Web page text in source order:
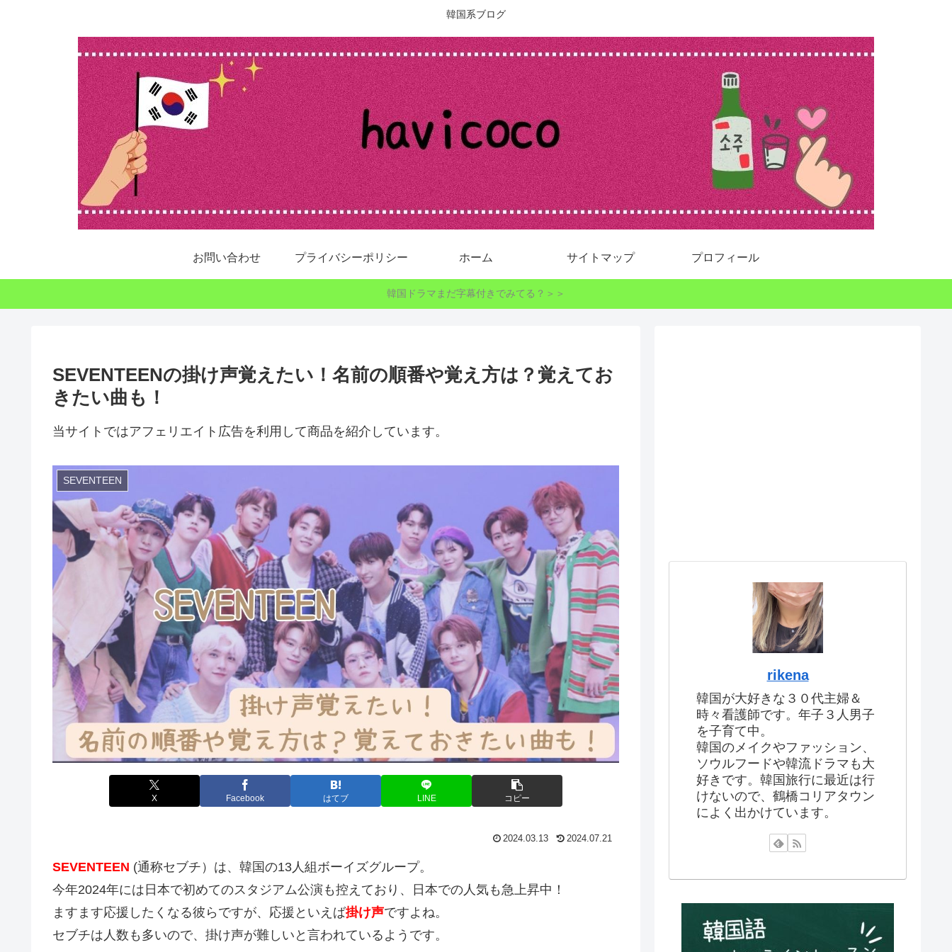
韓国系ブログ
お問い合わせ プライバシーポリシー ホーム サイトマップ プロフィール
韓国ドラマまだ字幕付きでみてる？＞＞
SEVENTEENの掛け声覚えたい！名前の順番や覚え方は？覚えてお
きたい曲も！
当サイトではアフェリエイト広告を利用して商品を紹介しています。
SEVENTEEN
X Facebook はてブ LINE コピー
2024.03.13 2024.07.21
SEVENTEEN (通称セブチ）は、韓国の13人組ボーイズグループ。
今年2024年には日本で初めてのスタジアム公演も控えており、日本での人気も急上昇中！
ますます応援したくなる彼らですが、応援といえば掛け声ですよね。
セブチは人数も多いので、掛け声が難しいと言われているようです。
rikena
韓国が大好きな３０代主婦＆
時々看護師です。年子３人男子
を子育て中。
韓国のメイクやファッション、
ソウルフードや韓流ドラマも大
好きです。韓国旅行に最近は行
けないので、鶴橋コリアタウン
によく出かけています。